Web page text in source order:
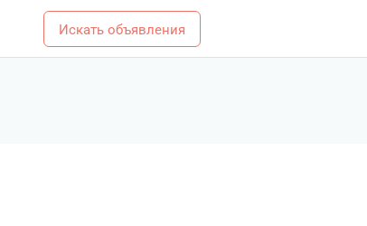
Искать объявления